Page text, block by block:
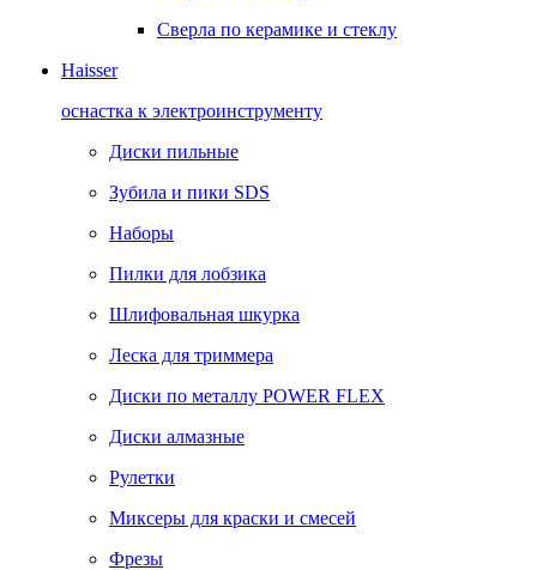
Сверла по керамике и стеклу
Haisser
оснастка к электроинструменту
Диски пильные
Зубила и пики SDS
Наборы
Пилки для лобзика
Шлифовальная шкурка
Леска для триммера
Диски по металлу POWER FLEX
Диски алмазные
Рулетки
Миксеры для краски и смесей
Фрезы